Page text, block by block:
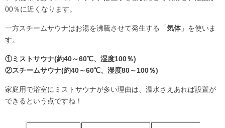
00％に近くなります。
一方スチームサウナはお湯を沸騰させて発生する「気体」を使いま
す。
①ミストサウナ(約40～60℃、湿度100％)
②スチームサウナ(約40～60℃、 湿度80～100％)
家庭用で浴室にミストサウナが多い理由は、温水さえあれば設置が
できるという点ですね！